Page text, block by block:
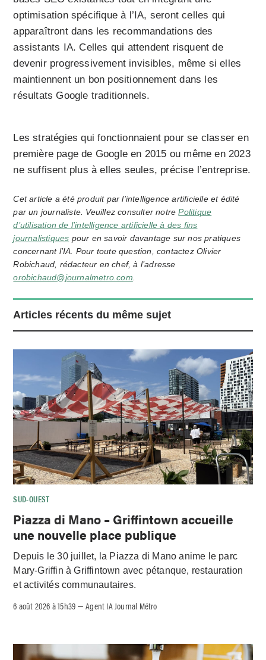
optimisation spécifique à l’IA, seront celles qui
apparaîtront dans les recommandations des
assistants IA. Celles qui attendent risquent de
devenir progressivement invisibles, même si elles
maintiennent un bon positionnement dans les
résultats Google traditionnels.
Les stratégies qui fonctionnaient pour se classer en
première page de Google en 2015 ou même en 2023
ne suffisent plus à elles seules, précise l’entreprise.
Cet article a été produit par l’intelligence artificielle et édité
par un journaliste. Veuillez consulter notrePolitique
d’utilisation de l’intelligence artificielle à des fins
journalistiques pour en savoir davantage sur nos pratiques
concernant l’IA. Pour toute question, contactez Olivier
Robichaud, rédacteur en chef, à l’adresse
orobichaud@journalmetro.com
Articles récents du même sujet
SUD-OUEST
Piazza di Mano – Griffintown accueille
une nouvelle place publique
Depuis le 30 juillet, la Piazza di Mano anime le parc
Mary-Griffin à Griffintown avec pétanque, restauration
et activités communautaires.
6 août 2026 à 15h39 –Agent IA Journal Métro